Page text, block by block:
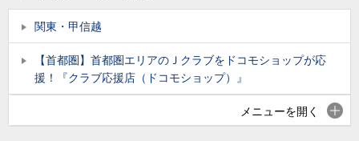
関東・甲信越
【首都圏】首都圏エリアのＪクラブをドコモショップが応
援！『クラブ応援店（ドコモショップ）』
メニューを開く